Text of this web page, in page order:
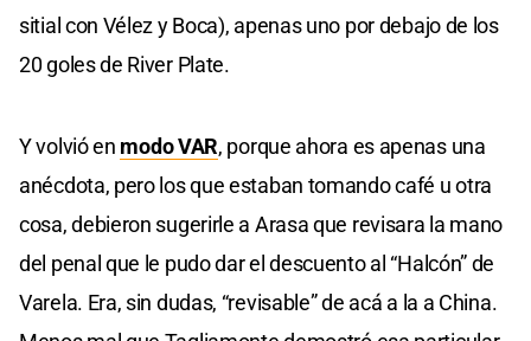
sitial con Vélez y Boca), apenas uno por debajo de los
20 goles de River Plate.
Y volvió en modo VAR, porque ahora es apenas una
anécdota, pero los que estaban tomando café u otra
cosa, debieron sugerirle a Arasa que revisara la mano
del penal que le pudo dar el descuento al “Halcón” de
Varela. Era, sin dudas, “revisable” de acá a la a China.